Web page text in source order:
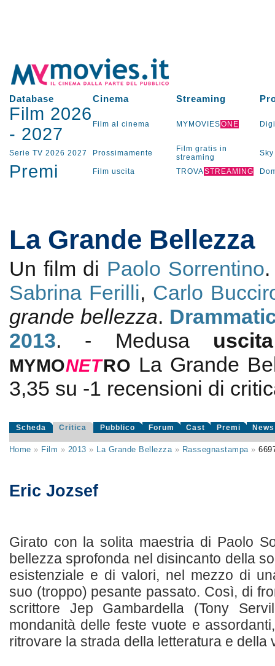
Database Cinema Streaming
Film 2026
- 2027 Film al cinema MYMOVIESONE
Serie TV 2026 2027 Prossimamente
Film gratis in
streaming
Sky
Premi Film uscita TROVASTREAMING
La Grande Bellezza
Un film di Paolo Sorrentino
Sabrina Ferilli, Carlo
grande bellezza.
2013. - Medusa
MYMONETRO La Grande
3,35 su -1 recensioni di
Scheda Critica Pubblico Forum Cast Premi News
Home » Film » 2013 » La Grande Bellezza» Rassegnastampa»
Eric Jozsef
Girato con la solita maestria di Paolo
bellezza sprofonda nel disincanto della
esistenziale e di valori, nel mezzo di
suo (troppo) pesante passato. Così, di
scrittore Jep Gambardella (Tony
mondanità delle feste vuote e
ritrovare la strada della letteratura e della